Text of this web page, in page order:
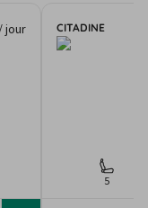
/ jour CITADINE
5